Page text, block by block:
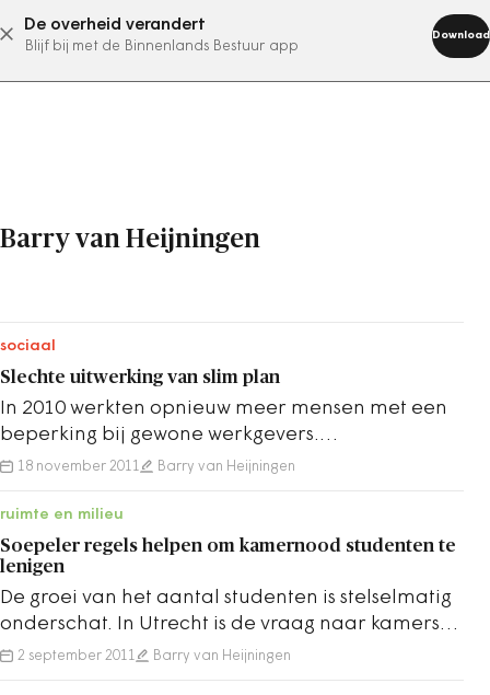
De overheid verandert
Blijf bij met de Binnenlands Bestuur app
Download
abonneer nu
Barry van Heijningen
sociaal
Slechte uitwerking van slim plan
In 2010 werkten opnieuw meer mensen met een
beperking bij gewone werkgevers.
Kabinetsplannen dreigen die trend te keren.
18 november 2011 Barry van Heijningen
ruimte en milieu
Soepeler regels helpen om kamernood studenten te
lenigen
De groei van het aantal studenten is stelselmatig
onderschat. In Utrecht is de vraag naar kamers
de afgelopen 4 jaar verdubbeld. Om de…
2 september 2011 Barry van Heijningen